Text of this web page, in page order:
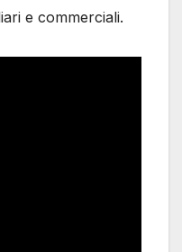
e commerciali.